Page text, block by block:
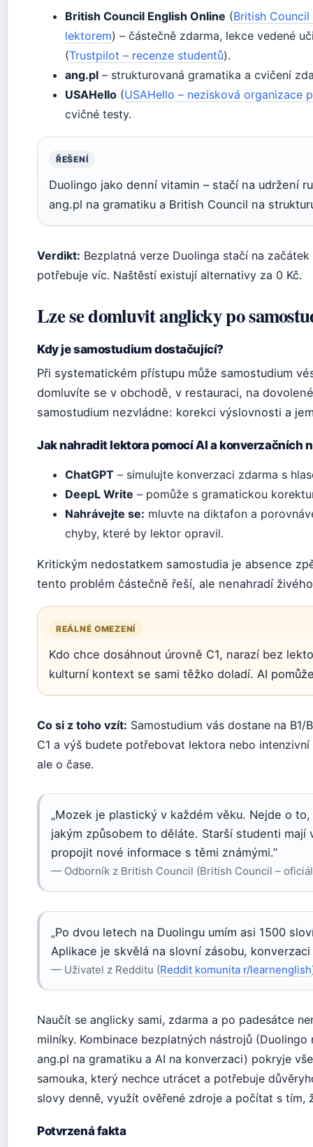
British Council English Online (British
lektorem) – částečně zdarma, lekce vedené
(Trustpilot – recenze studentů).
ang.pl – strukturovaná gramatika a cvičení
USAHello (USAHello – nezisková organizace
cvičné testy.
ŘEŠENÍ
Duolingo jako denní vitamin – stačí na udržení
ang.pl na gramatiku a British Council na
Verdikt: Bezplatná verze Duolinga stačí na
potřebuje víc. Naštěstí existují alternativy za 0 Kč.
Lze se domluvit anglicky po
Kdy je samostudium dostačující?
Při systematickém přístupu může samostudium
domluvíte se v obchodě, v restauraci, na
samostudium nezvládne: korekci výslovnosti a
Jak nahradit lektora pomocí AI a konverzačních
ChatGPT – simulujte konverzaci zdarma s
DeepL Write – pomůže s gramatickou
Nahrávejte se: mluvte na diktafon a
chyby, které by lektor opravil.
Kritickým nedostatkem samostudia je absence
tento problém částečně řeší, ale nenahradí
REÁLNÉ OMEZENÍ
Kdo chce dosáhnout úrovně C1, narazí bez
kulturní kontext se sami těžko doladí. AI
Co si z toho vzít: Samostudium vás dostane na
C1 a výš budete potřebovat lektora nebo
ale o čase.
„Mozek je plastický v každém věku. Nejde o
jakým způsobem to děláte. Starší studenti
propojit nové informace s těmi známými.”
— Odborník z British Council (British Council –
„Po dvou letech na Duolingu umím asi 1500
Aplikace je skvělá na slovní zásobu, konverzaci
— Uživatel z Redditu (Reddit komunita r/learnenglish
Naučít se anglicky sami, zdarma a po padesátce
milníky. Kombinace bezplatných nástrojů
ang.pl na gramatiku a AI na konverzaci) pokryje
samouka, který nechce utrácet a potřebuje
slovy denně, využít ověřené zdroje a počítat s tím,
Potvrzená fakta